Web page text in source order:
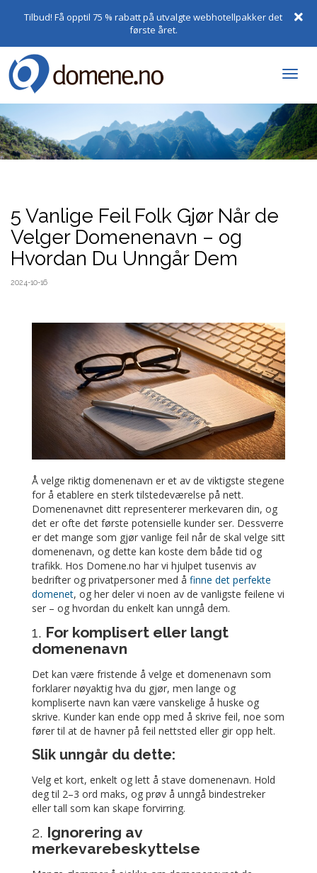
Tilbud! Få opptil 75 % rabatt på utvalgte webhotellpakker det
første året.
5 Vanlige Feil Folk Gjør Når de
Velger Domenenavn – og
Hvordan Du Unngår Dem
2024-10-16
Å velge riktig domenenavn er et av de viktigste stegene
for å etablere en sterk tilstedeværelse på nett.
Domenenavnet ditt representerer merkevaren din, og
det er ofte det første potensielle kunder ser. Dessverre
er det mange som gjør vanlige feil når de skal velge sitt
domenenavn, og dette kan koste dem både tid og
trafikk. Hos Domene.no har vi hjulpet tusenvis av
bedrifter og privatpersoner med å finne det perfekte
domenet, og her deler vi noen av de vanligste feilene vi
ser – og hvordan du enkelt kan unngå dem.
1. For komplisert eller langt
domenenavn
Det kan være fristende å velge et domenenavn som
forklarer nøyaktig hva du gjør, men lange og
kompliserte navn kan være vanskelige å huske og
skrive. Kunder kan ende opp med å skrive feil, noe som
fører til at de havner på feil nettsted eller gir opp helt.
Slik unngår du dette:
Velg et kort, enkelt og lett å stave domenenavn. Hold
deg til 2–3 ord maks, og prøv å unngå bindestreker
eller tall som kan skape forvirring.
2. Ignorering av
merkevarebeskyttelse